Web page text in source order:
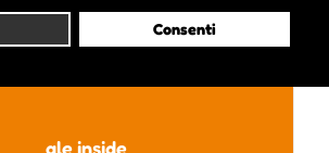
Consenti
ale inside